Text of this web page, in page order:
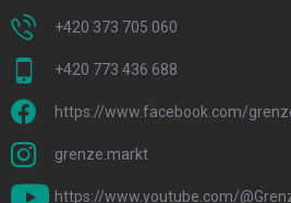
+420 373 705 060
+420 773 436 688
https://www.facebook.com/
grenze.markt
https://www.youtube.com/